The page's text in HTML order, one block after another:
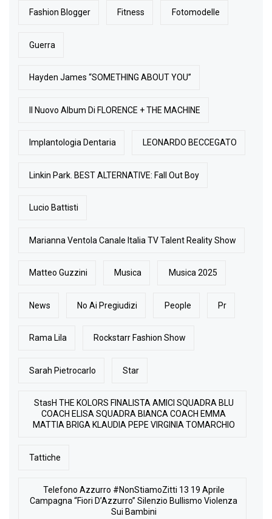
Fashion Blogger Fitness Fotomodelle
Guerra
Hayden James “SOMETHING ABOUT YOU”
Il Nuovo Album Di FLORENCE + THE MACHINE
Implantologia Dentaria LEONARDO BECCEGATO
Linkin Park. BEST ALTERNATIVE: Fall Out Boy
Lucio Battisti
Marianna Ventola Canale Italia TV Talent Reality Show
Matteo Guzzini Musica Musica 2025
News No Ai Pregiudizi People Pr
Rama Lila Rockstarr Fashion Show
Sarah Pietrocarlo Star
StasH THE KOLORS FINALISTA AMICI SQUADRA BLU
COACH ELISA SQUADRA BIANCA COACH EMMA
MATTIA BRIGA KLAUDIA PEPE VIRGINIA TOMARCHIO
Tattiche
Telefono Azzurro #NonStiamoZitti 13 19 Aprile
Campagna “Fiori D’Azzurro” Silenzio Bullismo Violenza
Sui Bambini